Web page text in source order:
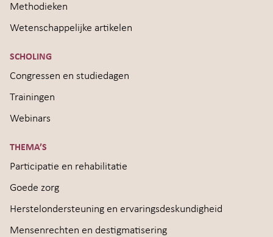
Methodieken
Wetenschappelijke artikelen
SCHOLING
Congressen en studiedagen
Trainingen
Webinars
THEMA’S
Participatie en rehabilitatie
Goede zorg
Herstelondersteuning en ervaringsdeskundigheid
Mensenrechten en destigmatisering